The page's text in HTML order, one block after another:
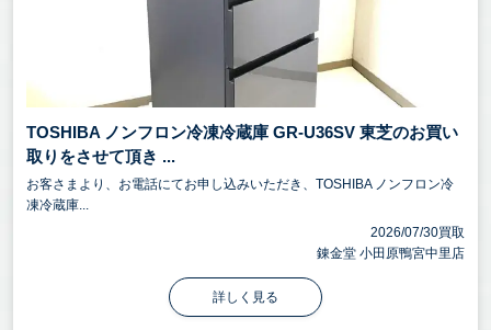
TOSHIBA ノンフロン冷凍冷蔵庫 GR-U36SV 東芝のお買い
取りをさせて頂き ...
お客さまより、お電話にてお申し込みいただき、TOSHIBA ノンフロン冷
凍冷蔵庫...
2026/07/30買取
錬金堂 小田原鴨宮中里店
詳しく見る